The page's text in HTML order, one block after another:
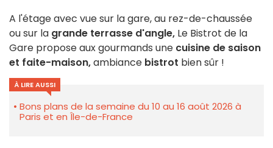
A l'étage avec vue sur la gare, au rez-de-chaussée
ou sur la grande terrasse d'angle, Le Bistrot de la
Gare propose aux gourmands une cuisine de saison
et faite-maison,ambiance bistrot bien sûr !
À LIRE AUSSI
Bons plans de la semaine du 10 au 16 août 2026 à
Paris et en Île-de-France